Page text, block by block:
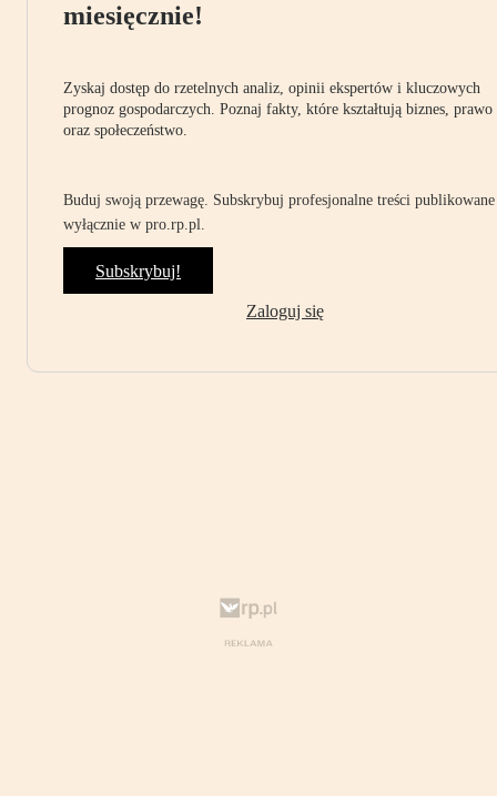
miesięcznie!
Zyskaj dostęp do rzetelnych analiz, opinii ekspertów i kluczowych
prognoz gospodarczych. Poznaj fakty, które kształtują biznes, prawo
oraz społeczeństwo.
Buduj swoją przewagę. Subskrybuj profesjonalne treści publikowane
wyłącznie w pro.rp.pl.
Subskrybuj!
Zaloguj się